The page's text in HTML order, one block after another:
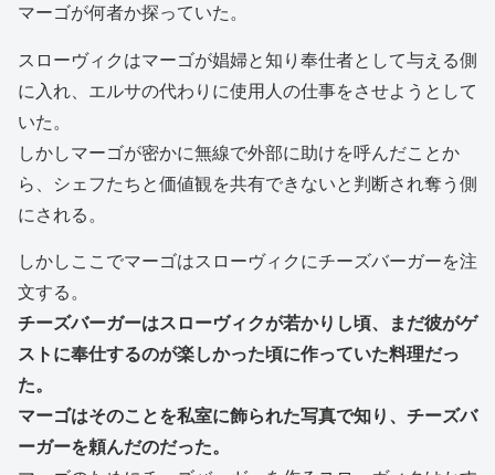
マーゴが何者か探っていた。
スローヴィクはマーゴが娼婦と知り奉仕者として与える側
に入れ、エルサの代わりに使用人の仕事をさせようとして
いた。
しかしマーゴが密かに無線で外部に助けを呼んだことか
ら、シェフたちと価値観を共有できないと判断され奪う側
にされる。
しかしここでマーゴはスローヴィクにチーズバーガーを注
文する。
チーズバーガーはスローヴィクが若かりし頃、まだ彼がゲ
ストに奉仕するのが楽しかった頃に作っていた料理だっ
た。
マーゴはそのことを私室に飾られた写真で知り、チーズバ
ーガーを頼んだのだった。